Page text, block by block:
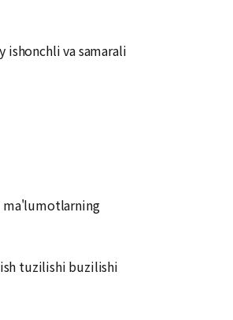
va samarali
ma'lumotlarning
tuzilishi buzilishi